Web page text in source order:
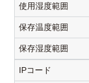
使用湿度範囲
保存温度範囲
保存湿度範囲
IPコード